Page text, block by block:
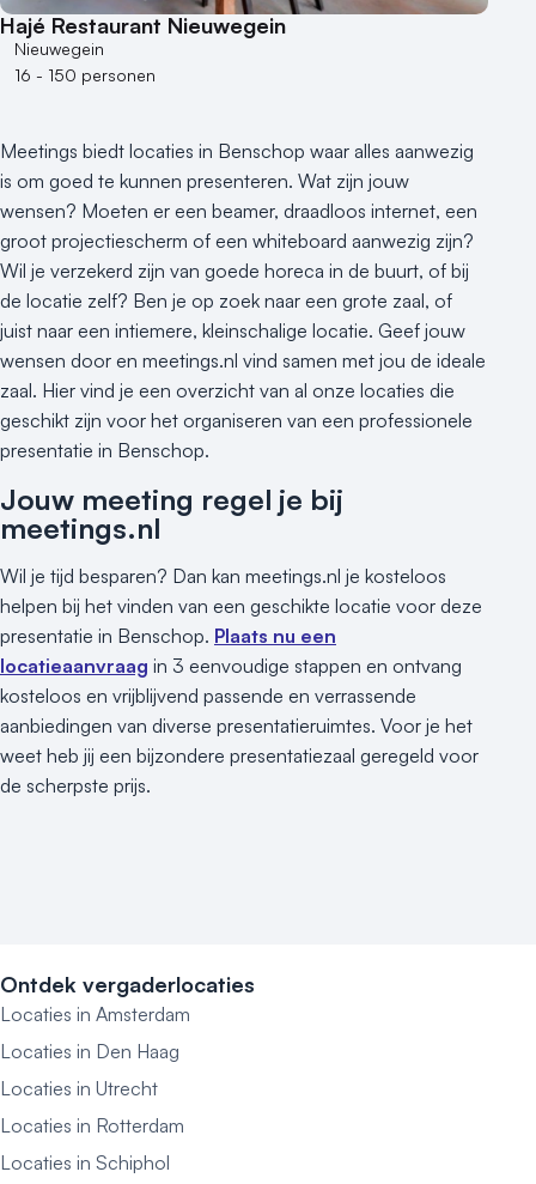
250 - 500 personen
500+ personen
Bijzondere locaties
Duurzame locatie
Groene locatie
Heisessie
Hotel
Hybride events
Industriële locatie
Kasteel en landgoed
Kleine / intieme locatie
Locaties aan zee
Museum
Varende locatie
Hajé Restaurant Nieuwegein
Nieuwegein
16 - 150 personen
Meetings biedt locaties in Benschop waar alles aanwezig
is om goed te kunnen presenteren. Wat zijn jouw
wensen? Moeten er een beamer, draadloos internet, een
groot projectiescherm of een whiteboard aanwezig zijn?
Wil je verzekerd zijn van goede horeca in de buurt, of bij
de locatie zelf? Ben je op zoek naar een grote zaal, of
juist naar een intiemere, kleinschalige locatie. Geef jouw
wensen door en meetings.nl vind samen met jou de ideale
zaal. Hier vind je een overzicht van al onze locaties die
geschikt zijn voor het organiseren van een professionele
presentatie in Benschop.
Jouw meeting regel je bij
meetings.nl
Wil je tijd besparen? Dan kan meetings.nl je kosteloos
helpen bij het vinden van een geschikte locatie voor deze
presentatie in Benschop. Plaats nu een
locatieaanvraag in 3 eenvoudige stappen en ontvang
kosteloos en vrijblijvend passende en verrassende
aanbiedingen van diverse presentatieruimtes. Voor je het
weet heb jij een bijzondere presentatiezaal geregeld voor
de scherpste prijs.
Ontdek vergaderlocaties
Locaties in Amsterdam
Locaties in Den Haag
Locaties in Utrecht
Locaties in Rotterdam
Locaties in Schiphol